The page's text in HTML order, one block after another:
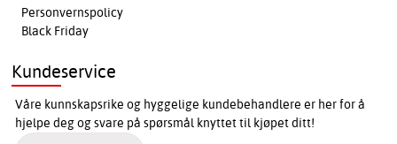
Personvernspolicy
Black Friday
Kundeservice
Våre kunnskapsrike og hyggelige kundebehandlere er her for å
hjelpe deg og svare på spørsmål knyttet til kjøpet ditt!